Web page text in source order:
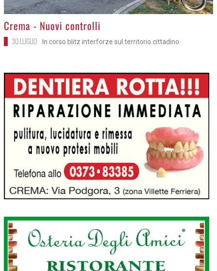
>
Crema - Nuovi controlli
30 LUGLIO In corso blitz interforze sul territorio cittadino